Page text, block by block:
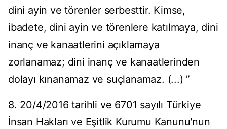
dini ayin ve törenler serbesttir. Kimse,
ibadete, dini ayin ve törenlere katılmaya, dini
inanç ve kanaatlerini açıklamaya
zorlanamaz; dini inanç ve kanaatlerinden
dolayı kınanamaz ve suçlanamaz. (...) ”
8. 20/4/2016 tarihli ve 6701 sayılı Türkiye
İnsan Hakları ve Eşitlik Kurumu Kanunu'nun